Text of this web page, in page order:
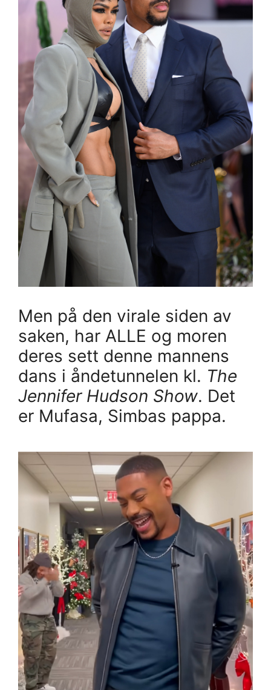
Men på den virale siden av
saken, har ALLE og moren
deres sett denne mannens
dans i åndetunnelen kl. The
Jennifer Hudson Show. Det
er Mufasa, Simbas pappa.